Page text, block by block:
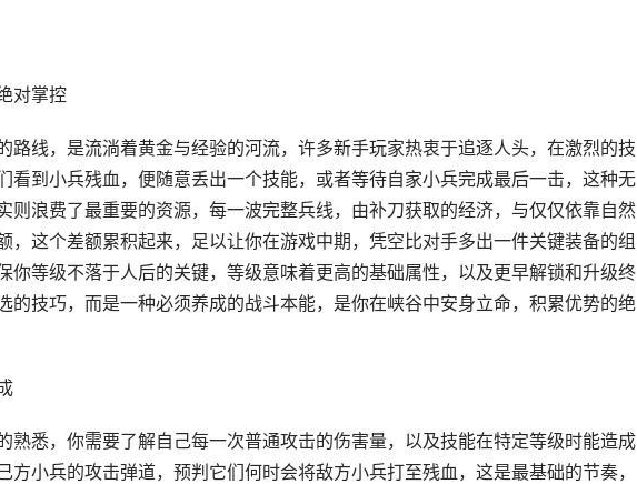
对掌控
路线，是流淌着黄金与经验的河流，许多新手玩家热衷于追逐人头，在激烈的技
看到小兵残血，便随意丢出一个技能，或者等待自家小兵完成最后一击，这种无
则浪费了最重要的资源，每一波完整兵线，由补刀获取的经济，与仅仅依靠自然
，这个差额累积起来，足以让你在游戏中期，凭空比对手多出一件关键装备的组
你等级不落于人后的关键，等级意味着更高的基础属性，以及更早解锁和升级终
的技巧，而是一种必须养成的战斗本能，是你在峡谷中安身立命，积累优势的绝
熟悉，你需要了解自己每一次普通攻击的伤害量，以及技能在特定等级时能造成
方小兵的攻击弹道，预判它们何时会将敌方小兵打至残血，这是最基础的节奏，